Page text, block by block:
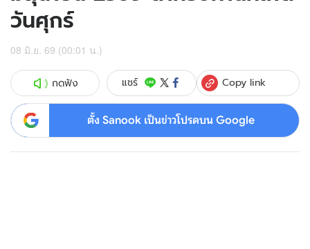
วันศุกร์
08 มิ.ย. 69 (00:01 น.)
กดฟัง แชร์ Copy link
ตั้ง Sanook เป็นข่าวโปรดบน Google